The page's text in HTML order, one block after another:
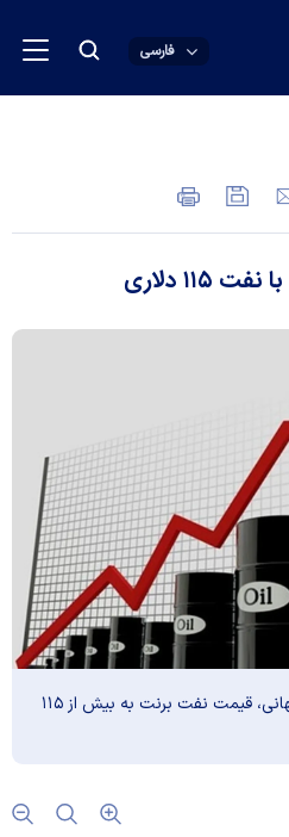
فارسی
دلاری
همزمان با بازگشایی بازار‌های جهانی، قیمت نفت برنت به بیش از ۱۱۵